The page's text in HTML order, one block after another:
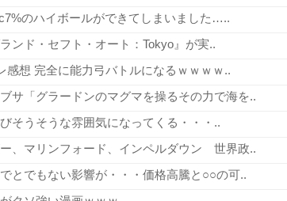
のハイボールができてしまいました…..
ンド・セフト・オート：Tokyo』が実..
感想 完全に能力弓バトルになるｗｗｗｗ..
サ「グラードンのマグマを操るその力で海を..
そうそうな雰囲気になってくる・・・..
ー、マリンフォード、インペルダウン 世界政..
とでもない影響が・・・価格高騰と○○の可..